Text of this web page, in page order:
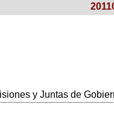
y Juntas de